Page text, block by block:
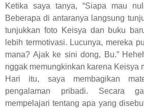
Ketika saya tanya, “Siapa mau
Beberapa di antaranya langsung
tunjukkan foto Keisya dan buku
lebih termotivasi. Lucunya, mereka
mana? Ajak ke sini dong, Bu.”
nggak memungkinkan karena Keisya
Hari itu, saya membagikan
pengalaman pribadi. Secara
mempelajari tentang apa yang